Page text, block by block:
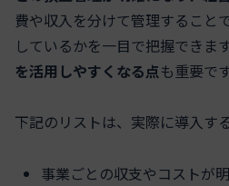
費や収入を分けて管理すること
しているかを一目で把握できます
を活用しやすくなる点も重要です
下記のリストは、実際に導入す
事業ごとの収支やコストが